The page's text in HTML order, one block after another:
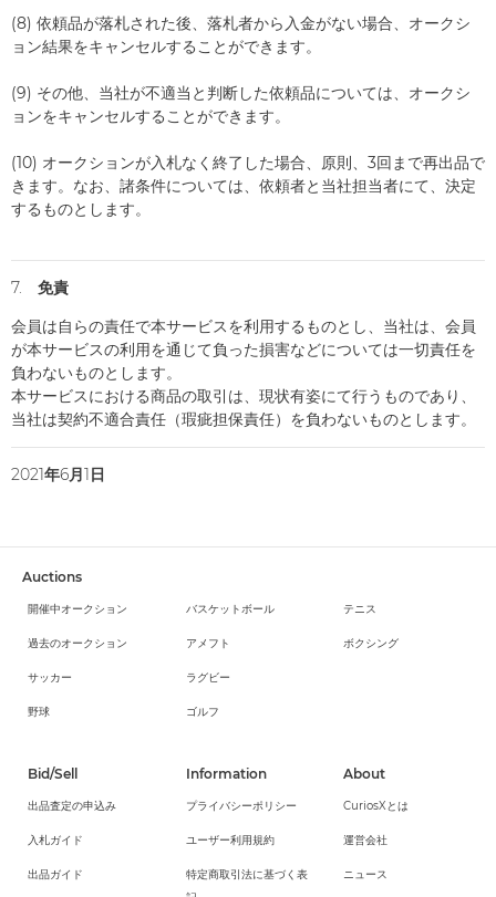
(8) 依頼品が落札された後、落札者から入金がない場合、オークシ
ョン結果をキャンセルすることができます。
(9) その他、当社が不適当と判断した依頼品については、オークシ
ョンをキャンセルすることができます。
(10) オークションが入札なく終了した場合、原則、3回まで再出品で
きます。なお、諸条件については、依頼者と当社担当者にて、決定
するものとします。
7. 免責
会員は自らの責任で本サービスを利用するものとし、当社は、会員
が本サービスの利用を通じて負った損害などについては一切責任を
負わないものとします。
本サービスにおける商品の取引は、現状有姿にて行うものであり、
当社は契約不適合責任（瑕疵担保責任）を負わないものとします。
2021年6月1日
Auctions
開催中オークション
過去のオークション
サッカー
野球
バスケットボール
アメフト
ラグビー
ゴルフ
テニス
ボクシング
Bid/Sell
出品査定の申込み
入札ガイド
出品ガイド
Information
プライバシーポリシー
ユーザー利用規約
特定商取引法に基づく表
About
CuriosXとは
運営会社
ニュース